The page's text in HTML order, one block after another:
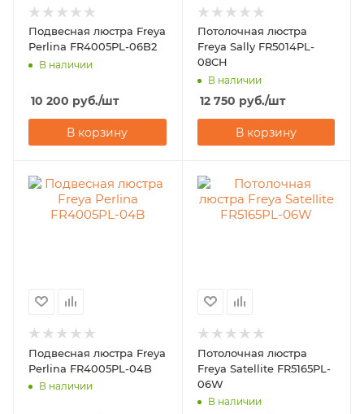
Подвесная люстра Freya
Perlina FR4005PL-06B2
В наличии
10 200 руб./шт
В корзину
Потолочная люстра
Freya Sally FR5014PL-
08CH
В наличии
12 750 руб./шт
В корзину
Подвесная люстра Freya
Perlina FR4005PL-04B
В наличии
Потолочная люстра
Freya Satellite FR5165PL-
06W
В наличии